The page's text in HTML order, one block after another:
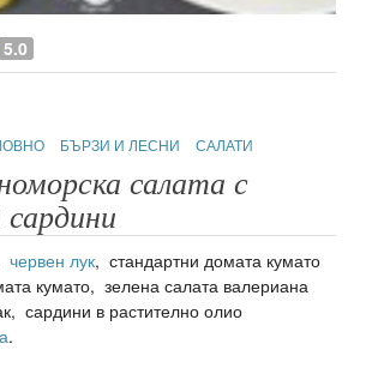
5.0
БЪРЗИ И ЛЕСНИ САЛАТИ
салата с
червен лук, стандартни домата кумато
кумато, зелена салата валериана
сардини в растително олио
.